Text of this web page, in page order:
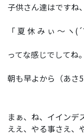
子供さん達はですね、
「 夏 休 み ぃ ～ ヽ
ってな感じでしてね。
朝も早よから（あさ
まぁ、ね、イインデ
ええ、やる事さえ、